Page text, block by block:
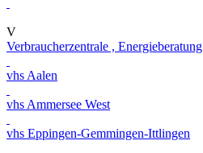
V
Verbraucherzentrale , Energieberatung
vhs Aalen
vhs Ammersee West
vhs Eppingen-Gemmingen-Ittlingen